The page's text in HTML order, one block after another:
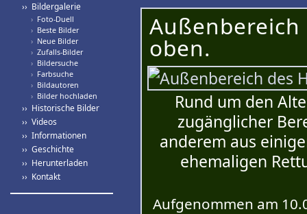
›› Bildergalerie
› Foto-Duell
› Beste Bilder
› Neue Bilder
› Zufalls-Bilder
› Bildersuche
› Farbsuche
› Bildautoren
› Bilder hochladen
›› Historische Bilder
›› Videos
›› Informationen
›› Geschichte
›› Herunterladen
›› Kontakt
oben.
Rund um den
zugänglicher
anderem aus
ehemaligen
Aufgenommen am